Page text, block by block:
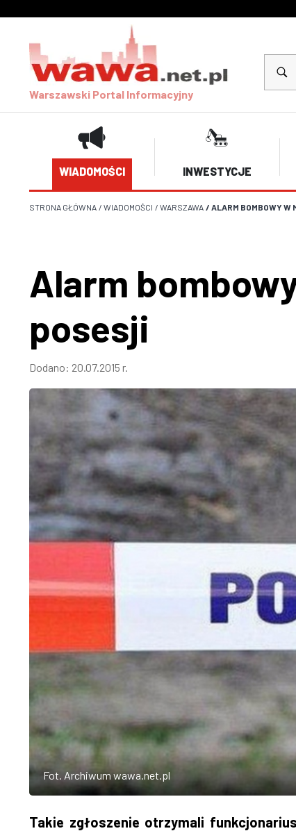
Warszawski Portal Informacyjny
WIADOMOŚCI INWESTYCJE
STRONA GŁÓWNA / WIADOMOŚCI / WARSZAWA / ALARM BOMBOWY W
Alarm
posesji
Dodano: 20.07.2015 r.
Fot. Archiwum wawa.net.pl
Takie zgłoszenie otrzymali